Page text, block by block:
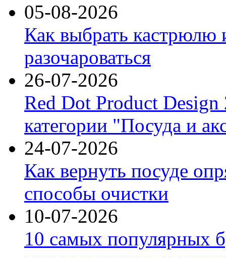
05-08-2026
Как выбрать кастрюлю
разочароваться
26-07-2026
Red Dot Product Design
категории "Посуда и
24-07-2026
Как вернуть посуде
способы очистки
10-07-2026
10 самых популярных